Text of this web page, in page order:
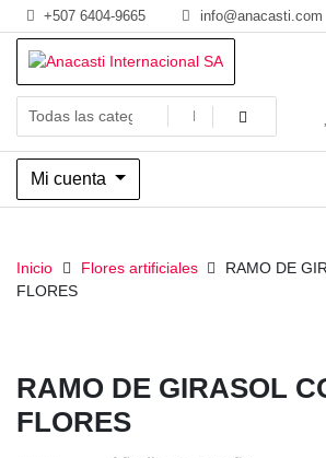
Saltar
al
contenido
+507 6404-9665 info@anacasti.com
Anacasti
Ventas de productos al por mayor de flores
navidad, religioso y adornos
Mi cuenta
Inicio Flores artificiales
RAMO DE
FLORES
RAMO DE GIRASOL
FLORES